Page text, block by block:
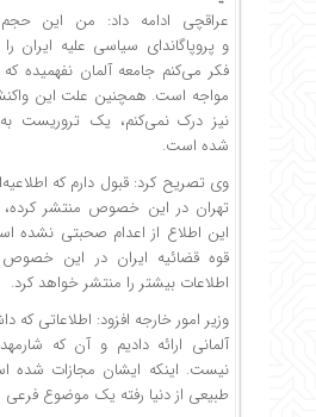
عراقچی ادامه داد: من این
و پروپاگاندای سیاسی علیه ایران
فکر می‌کنم جامعه آلمان نفهمیده
مواجه است. همچنین علت این
نیز درک نمی‌کنم، یک تروریست
شده است.
وی تصریح کرد: قبول دارم که
تهران در این خصوص منتشر کرده،
این اطلاع از اعدام صحبتی نشده
قوه قضائیه ایران در این خصوص
اطلاعات بیشتر را منتشر خواهد کرد.
وزیر امور خارجه افزود: اطلاعاتی که
آلمانی ارائه دادیم و آن که
نیست. اینکه ایشان مجازات شده
طبیعی از دنیا رفته یک موضوع